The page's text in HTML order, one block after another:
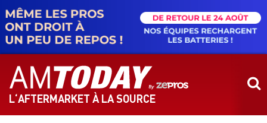
contenu
principal
L‘AFTERMARKET À LA SOURCE